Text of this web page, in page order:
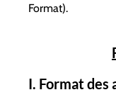
Format).
I. Format des